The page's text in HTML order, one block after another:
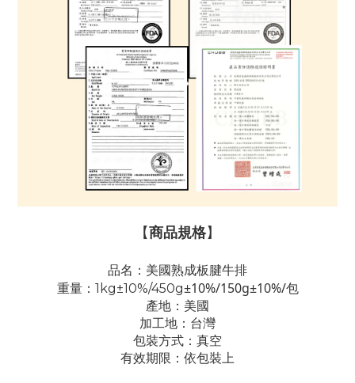
【商品規格】
品名：美國熟成板腱牛排
重量：1kg±10%/450g±10%/150g±10%/包
產地：美國
加工地：台灣
包裝方式：真空
有效期限：依包裝上